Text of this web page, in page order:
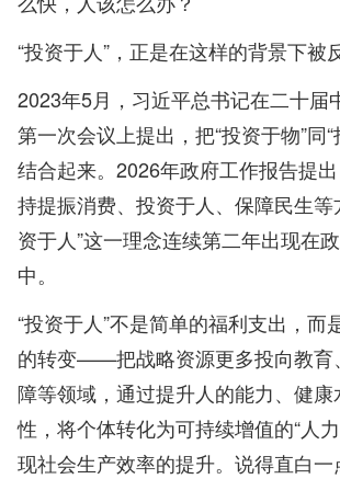
“投资于人”，正是在这样的背景下被
2023年5月，习近平总书记在二十届
第一次会议上提出，把“投资于物”同
结合起来。2026年政府工作报告提
持提振消费、投资于人、保障民生等
资于人”这一理念连续第二年出现在
中。
“投资于人”不是简单的福利支出，而
的转变——把战略资源更多投向教育
障等领域，通过提升人的能力、健
性，将个体转化为可持续增值的“人
现社会生产效率的提升。说得直白